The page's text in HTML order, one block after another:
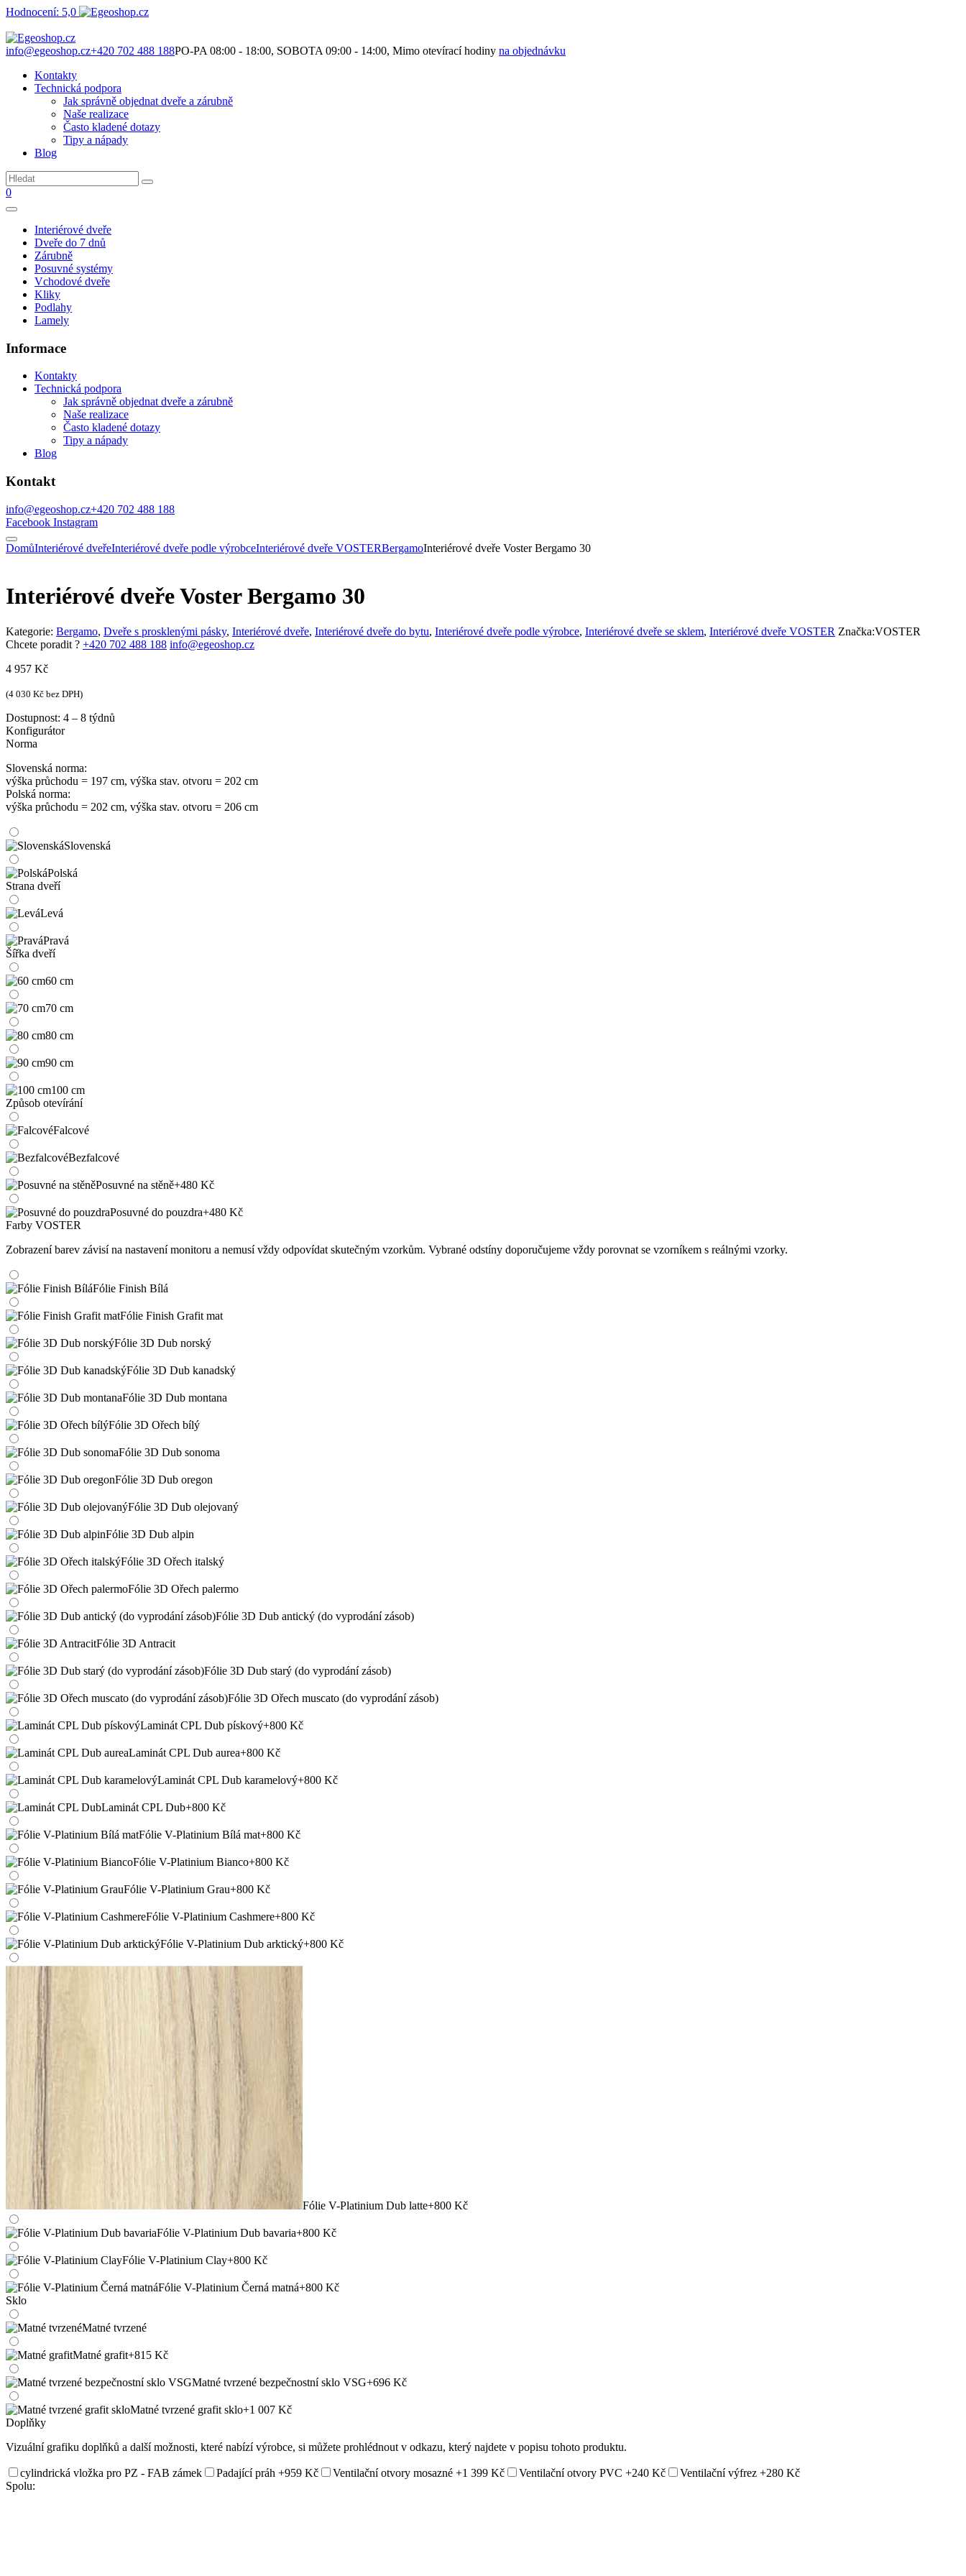
Hodnocení: 5,0
info@egeoshop.cz+420 702 488 188PO-PA 08:00 - 18:00, SOBOTA 09:00 - 14:00, Mimo otevírací hodiny na objednávku
Kontakty
Technická podpora
Jak správně objednat dveře a zárubně
Naše realizace
Často kladené dotazy
Tipy a nápady
Blog
0
Interiérové dveře
Dveře do 7 dnů
Zárubně
Posuvné systémy
Vchodové dveře
Kliky
Podlahy
Lamely
Informace
Kontakty
Technická podpora
Jak správně objednat dveře a zárubně
Naše realizace
Často kladené dotazy
Tipy a nápady
Blog
Kontakt
info@egeoshop.cz+420 702 488 188
Facebook Instagram
DomůInteriérové dveřeInteriérové dveře podle výrobceInteriérové dveře VOSTERBergamoInteriérové dveře Voster Bergamo 30
Interiérové dveře Voster Bergamo 30
Kategorie: Bergamo, Dveře s prosklenými pásky, Interiérové dveře, Interiérové dveře do bytu, Interiérové dveře podle výrobce, Interiérové dveře se sklem, Interiérové dveře VOSTER Značka:VOSTER
Chcete poradit ? +420 702 488 188 info@egeoshop.cz
4 957 Kč
(4 030 Kč bez DPH)
Dostupnost: 4 – 8 týdnů
Konfigurátor
Norma
Slovenská norma:
výška průchodu = 197 cm, výška stav. otvoru = 202 cm
Polská norma:
výška průchodu = 202 cm, výška stav. otvoru = 206 cm
Slovenská
Polská
Strana dveří
Levá
Pravá
Šířka dveří
60 cm
70 cm
80 cm
90 cm
100 cm
Způsob otevírání
Falcové
Bezfalcové
Posuvné na stěně+480 Kč
Posuvné do pouzdra+480 Kč
Farby VOSTER
Zobrazení barev závisí na nastavení monitoru a nemusí vždy odpovídat skutečným vzorkům. Vybrané odstíny doporučujeme vždy porovnat se vzorníkem s reálnými vzorky.
Fólie Finish Bílá
Fólie Finish Grafit mat
Fólie 3D Dub norský
Fólie 3D Dub kanadský
Fólie 3D Dub montana
Fólie 3D Ořech bílý
Fólie 3D Dub sonoma
Fólie 3D Dub oregon
Fólie 3D Dub olejovaný
Fólie 3D Dub alpin
Fólie 3D Ořech italský
Fólie 3D Ořech palermo
Fólie 3D Dub antický (do vyprodání zásob)
Fólie 3D Antracit
Fólie 3D Dub starý (do vyprodání zásob)
Fólie 3D Ořech muscato (do vyprodání zásob)
Laminát CPL Dub pískový+800 Kč
Laminát CPL Dub aurea+800 Kč
Laminát CPL Dub karamelový+800 Kč
Laminát CPL Dub+800 Kč
Fólie V-Platinium Bílá mat+800 Kč
Fólie V-Platinium Bianco+800 Kč
Fólie V-Platinium Grau+800 Kč
Fólie V-Platinium Cashmere+800 Kč
Fólie V-Platinium Dub arktický+800 Kč
Fólie V-Platinium Dub latte+800 Kč
Fólie V-Platinium Dub bavaria+800 Kč
Fólie V-Platinium Clay+800 Kč
Fólie V-Platinium Černá matná+800 Kč
Sklo
Matné tvrzené
Matné grafit+815 Kč
Matné tvrzené bezpečnostní sklo VSG+696 Kč
Matné tvrzené grafit sklo+1 007 Kč
Doplňky
Vizuální grafiku doplňků a další možnosti, které nabízí výrobce, si můžete prohlédnout v odkazu, který najdete v popisu tohoto produktu.
cylindrická vložka pro PZ - FAB zámek Padající práh +959 Kč Ventilační otvory mosazné +1 399 Kč Ventilační otvory PVC +240 Kč Ventilační výfrez +280 Kč
Spolu: